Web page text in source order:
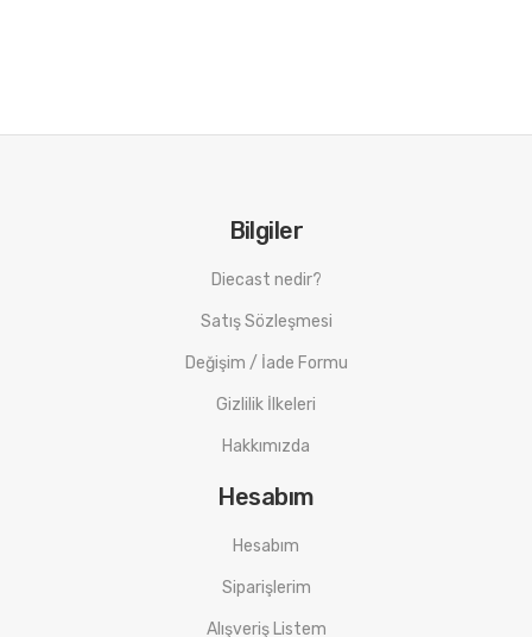
Bilgiler
Diecast nedir?
Satış Sözleşmesi
Değişim / İade Formu
Gizlilik İlkeleri
Hakkımızda
Hesabım
Hesabım
Siparişlerim
Alışveriş Listem